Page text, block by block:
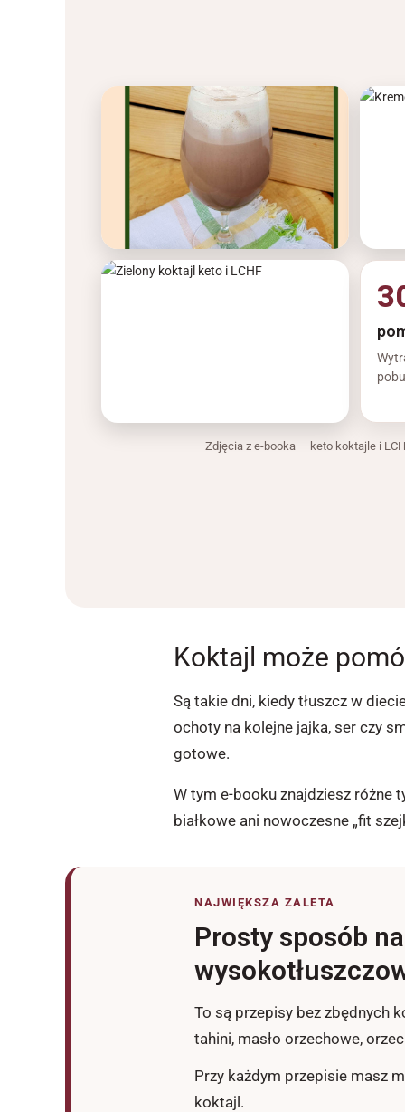
Zdjęcia z e-booka — keto koktajle i
Koktajl może
Są takie dni, kiedy tłuszcz w
ochoty na kolejne jajka, ser czy
gotowe.
W tym e-booku znajdziesz różne
białkowe ani nowoczesne „fit
NAJWIĘKSZA ZALETA
Prosty sposób
To są przepisy bez zbędnych
tahini, masło orzechowe,
Przy każdym przepisie masz
koktajl.